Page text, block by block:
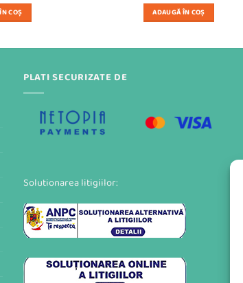
COȘ ADAUGĂ ÎN COȘ
PLATI SECURIZATE DE
Solutionarea litigiilor: